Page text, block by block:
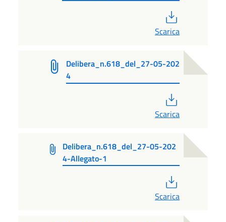
Scarica
Delibera_n.618_del_27-05-202
4
Scarica
Delibera_n.618_del_27-05-202
4-Allegato-1
Scarica